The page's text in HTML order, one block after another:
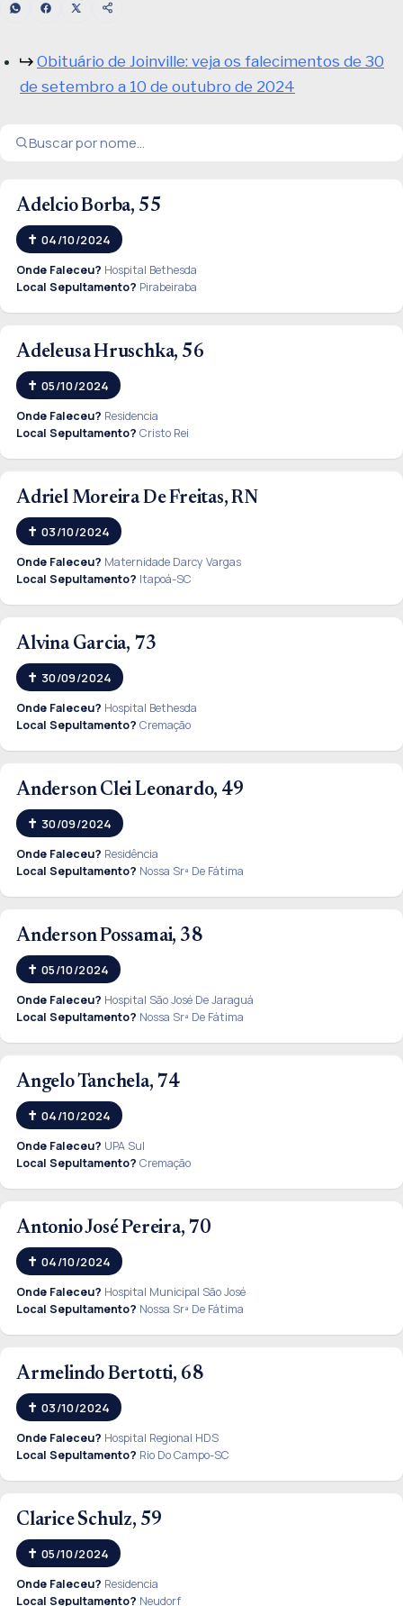
Obituário de Joinville: veja os falecimentos de 30
de setembro a 10 de outubro de 2024
Adelcio Borba, 55
04/10/2024
Onde Faleceu? Hospital Bethesda
Local Sepultamento? Pirabeiraba
Adeleusa Hruschka, 56
05/10/2024
Onde Faleceu? Residencia
Local Sepultamento? Cristo Rei
Adriel Moreira De Freitas, RN
03/10/2024
Onde Faleceu? Maternidade Darcy Vargas
Local Sepultamento? Itapoá-SC
Alvina Garcia, 73
30/09/2024
Onde Faleceu? Hospital Bethesda
Local Sepultamento? Cremação
Anderson Clei Leonardo, 49
30/09/2024
Onde Faleceu? Residência
Local Sepultamento? Nossa Srª De Fátima
Anderson Possamai, 38
05/10/2024
Onde Faleceu? Hospital São José De Jaraguá
Local Sepultamento? Nossa Srª De Fátima
Angelo Tanchela, 74
04/10/2024
Onde Faleceu? UPA Sul
Local Sepultamento? Cremação
Antonio José Pereira, 70
04/10/2024
Onde Faleceu? Hospital Municipal São José
Local Sepultamento? Nossa Srª De Fátima
Armelindo Bertotti, 68
03/10/2024
Onde Faleceu? Hospital Regional HDS
Local Sepultamento? Rio Do Campo-SC
Clarice Schulz, 59
05/10/2024
Onde Faleceu? Residencia
Local Sepultamento? Neudorf